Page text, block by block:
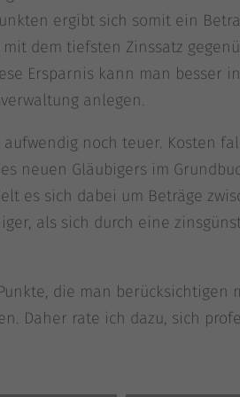
ergibt sich somit ein
mit dem tiefs­ten Zins­satz
Erspar­nis kann man bes­ser
anlegen.
noch teu­er. Kos­ten
neu­en Gläu­bi­gers im
es sich dabei um Beträ­ge
als sich durch eine
die man berück­sich­ti­gen
Daher rate ich dazu, sich
blockiert. Wenn Cookies von
auf diese